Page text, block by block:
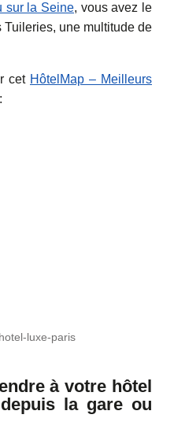
sur la Seine, vous avez le
Tuileries, une multitude de
cet HôtelMap – Meilleurs
:
luxe-paris
à votre hôtel
la gare ou